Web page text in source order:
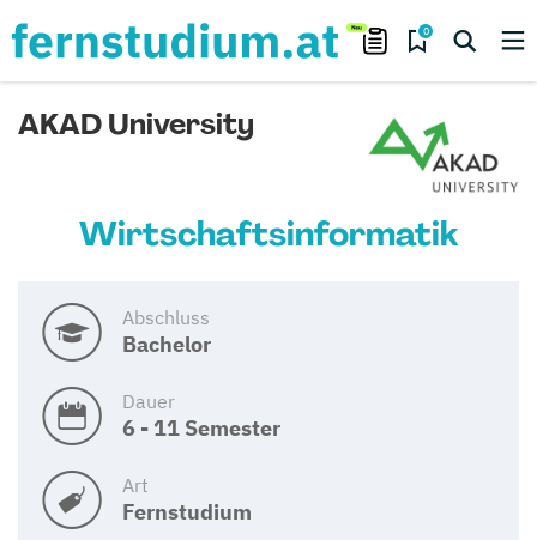
0
AKAD University
Wirtschaftsinformatik
Abschluss
Bachelor
Dauer
6 - 11 Semester
Art
Fernstudium